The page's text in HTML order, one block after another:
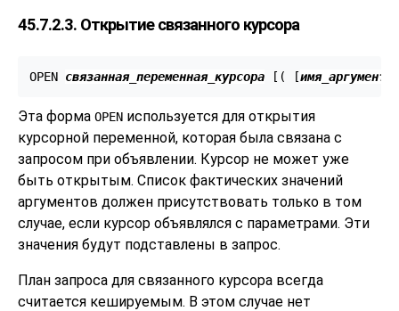
45.7.2.3. Открытие связанного курсора
OPEN связанная_переменная_курсора [ ( [имя_аргумента
Эта форма OPEN используется для открытия
курсорной переменной, которая была связана с
запросом при объявлении. Курсор не может уже
быть открытым. Список фактических значений
аргументов должен присутствовать только в том
случае, если курсор объявлялся с параметрами. Эти
значения будут подставлены в запрос.
План запроса для связанного курсора всегда
считается кешируемым. В этом случае нет